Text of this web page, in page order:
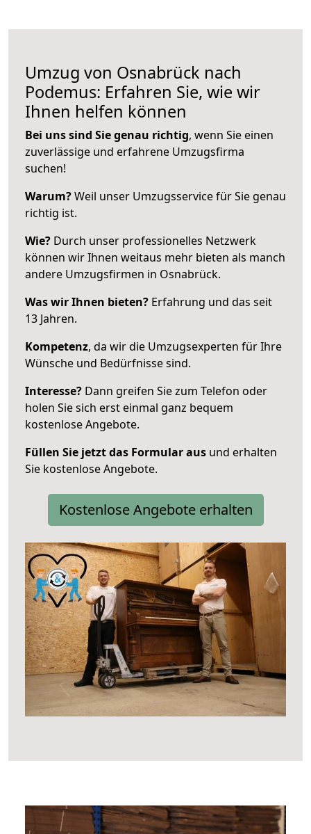
Umzug von Osnabrück nach
Podemus: Erfahren Sie, wie wir
Ihnen helfen können
Bei uns sind Sie genau richtig, wenn Sie einen
zuverlässige und erfahrene Umzugsfirma
suchen!
Warum?Weil unser Umzugsservice für Sie genau
richtig ist.
Wie? Durch unser professionelles Netzwerk
können wir Ihnen weitaus mehr bieten als manch
andere Umzugsfirmen in Osnabrück.
Was wir Ihnen bieten? Erfahrung und das seit
13 Jahren.
Kompetenz, da wir die Umzugsexperten für Ihre
Wünsche und Bedürfnisse sind.
Interesse? Dann greifen Sie zum Telefon oder
holen Sie sich erst einmal ganz bequem
kostenlose Angebote.
Füllen Sie jetzt das Formular aus und erhalten
Sie kostenlose Angebote.
Kostenlose Angebote erhalten